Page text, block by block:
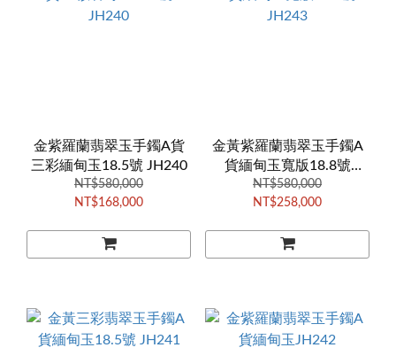
金紫羅蘭翡翠玉手鐲A貨
三彩緬甸玉18.5號 JH240
NT$580,000
NT$168,000
金黃紫羅蘭翡翠玉手鐲A
貨緬甸玉寬版18.8號
JH243
NT$580,000
NT$258,000